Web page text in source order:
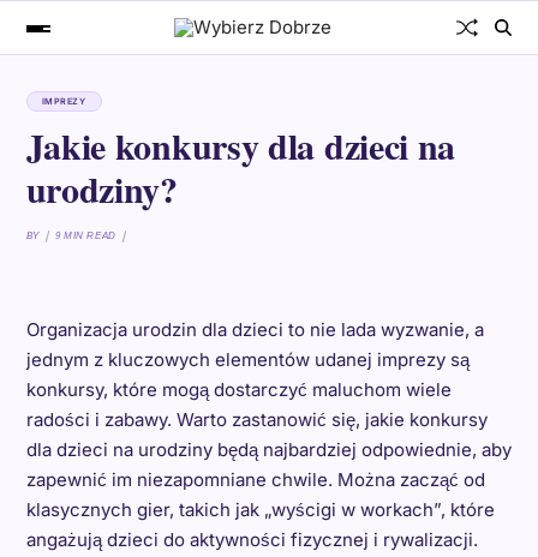
IMPREZY
Jakie konkursy dla dzieci na
urodziny?
BY 9 MIN READ
Organizacja urodzin dla dzieci to nie lada wyzwanie, a
jednym z kluczowych elementów udanej imprezy są
konkursy, które mogą dostarczyć maluchom wiele
radości i zabawy. Warto zastanowić się, jakie konkursy
dla dzieci na urodziny będą najbardziej odpowiednie, aby
zapewnić im niezapomniane chwile. Można zacząć od
klasycznych gier, takich jak „wyścigi w workach”, które
angażują dzieci do aktywności fizycznej i rywalizacji.